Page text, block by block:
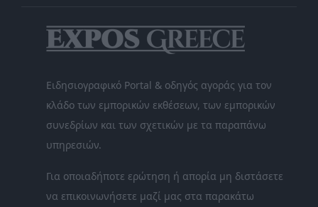
Ειδησιογραφικό Portal & οδηγός αγοράς για τον
κλάδο των εμπορικών εκθέσεων, των εμπορικών
συνεδρίων και των σχετικών με τα παραπάνω
υπηρεσιών.
Για οποιαδήποτε ερώτηση ή απορία μη διστάσετε
να επικοινωνήσετε μαζί μας στα παρακάτω